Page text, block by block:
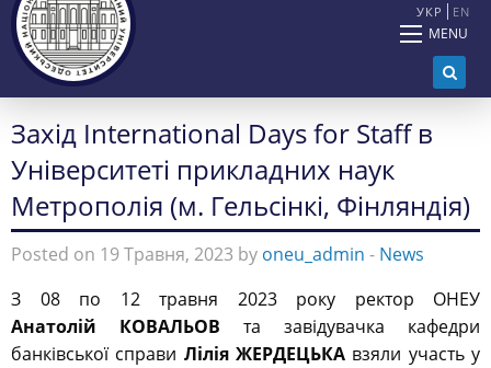
УКР EN
MENU
Захід International Days for Staff в
Університеті прикладних наук
Метрополія (м. Гельсінкі, Фінляндія)
Posted on 19 Травня, 2023 by oneu_admin - News
З 08 по 12 травня 2023 року ректор ОНЕУ
Анатолій КОВАЛЬОВ та завідувачка кафедри
банківської справи Лілія ЖЕРДЕЦЬКА взяли участь у